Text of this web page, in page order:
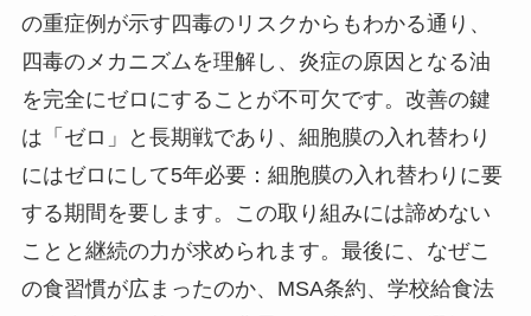
の重症例が示す四毒のリスクからもわかる通り、
四毒のメカニズムを理解し、炎症の原因となる油
を完全にゼロにすることが不可欠です。改善の鍵
は「ゼロ」と長期戦であり、細胞膜の入れ替わり
にはゼロにして5年必要：細胞膜の入れ替わりに要
する期間を要します。この取り組みには諦めない
ことと継続の力が求められます。最後に、なぜこ
の食習慣が広まったのか、MSA条約、学校給食法